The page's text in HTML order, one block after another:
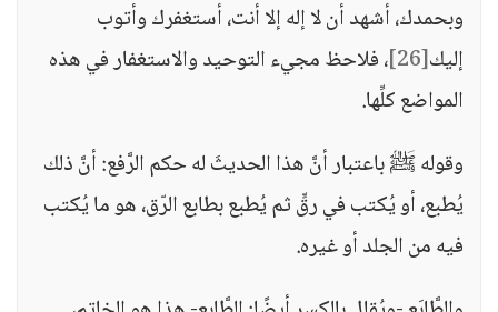
وبحمدك، أشهد أن لا إله إلا أنت، أستغفرك وأتوب
إليك[26]
، فلاحظ مجيء التوحيد والاستغفار في هذه
المواضع كلِّها.
وقوله ﷺ باعتبار أنَّ هذا الحديثَ له حكم الرَّفع: أنَّ ذلك
يُطبع، أو يُكتب في رقٍّ ثم يُطبع بطابع الرّق، هو ما يُكتب
فيه من الجلد أو غيره.